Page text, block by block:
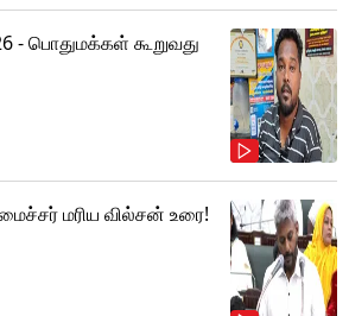
- பொதுமக்கள் கூறுவது
மரிய வில்சன் உரை!